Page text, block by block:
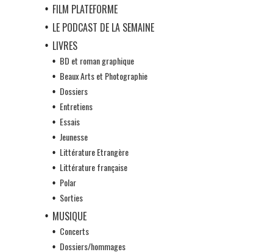
FILM PLATEFORME
LE PODCAST DE LA SEMAINE
LIVRES
BD et roman graphique
Beaux Arts et Photographie
Dossiers
Entretiens
Essais
Jeunesse
Littérature Etrangère
Littérature française
Polar
Sorties
MUSIQUE
Concerts
Dossiers/hommages